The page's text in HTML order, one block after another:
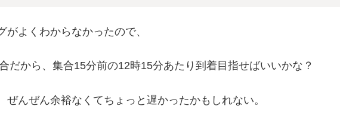
がよくわからなかったので、
だから、集合15分前の12時15分あたり到着目指せばいいかな？
ぜんぜん余裕なくてちょっと遅かったかもしれない。